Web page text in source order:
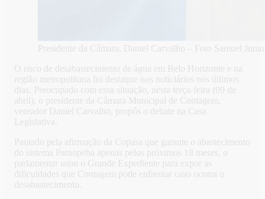
Presidente da Câmara, Daniel Carvalho – Foto Samuel
O risco de desabastecimento de água em Belo Horizonte e na
região metropolitana foi destaque nos noticiários nos últimos
dias. Preocupado com essa situação, nesta terça-feira (09 de
abril), o presidente da Câmara Municipal de Contagem,
vereador Daniel Carvalho, propôs o debate na Casa
Legislativa.
Pautado pela afirmação da Copasa que garante o abastecimento
do sistema Paraopeba apenas pelos próximos 18 meses, o
parlamentar usou o Grande Expediente para expor as
dificuldades que Contagem pode enfrentar caso ocorra o
desabastecimento.